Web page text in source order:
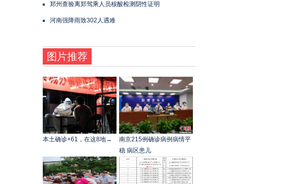
郑州查验离郑驾乘人员核酸检测阴性证明
河南强降雨致302人遇难
图片推荐
本土确诊+61，在这8地→
南京215例确诊病例病情平
稳 病区患儿